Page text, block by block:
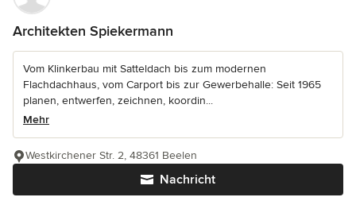
Architekten Spiekermann
Vom Klinkerbau mit Satteldach bis zum modernen
Flachdachhaus, vom Carport bis zur Gewerbehalle: Seit 1965
planen, entwerfen, zeichnen, koordin...
Mehr
Nachricht
Westkirchener Str. 2, 48361 Beelen